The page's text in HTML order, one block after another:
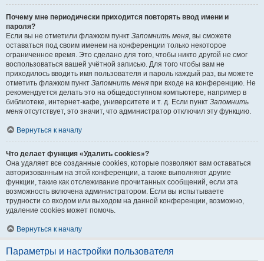
Почему мне периодически приходится повторять ввод имени и
пароля?
Если вы не отметили флажком пункт Запомнить меня, вы сможете
оставаться под своим именем на конференции только некоторое
ограниченное время. Это сделано для того, чтобы никто другой не смог
воспользоваться вашей учётной записью. Для того чтобы вам не
приходилось вводить имя пользователя и пароль каждый раз, вы можете
отметить флажком пункт Запомнить меня при входе на конференцию. Не
рекомендуется делать это на общедоступном компьютере, например в
библиотеке, интернет-кафе, университете и т. д. Если пункт Запомнить
меня отсутствует, это значит, что администратор отключил эту функцию.
Вернуться к началу
Что делает функция «Удалить cookies»?
Она удаляет все созданные cookies, которые позволяют вам оставаться
авторизованным на этой конференции, а также выполняют другие
функции, такие как отслеживание прочитанных сообщений, если эта
возможность включена администратором. Если вы испытываете
трудности со входом или выходом на данной конференции, возможно,
удаление cookies может помочь.
Вернуться к началу
Параметры и настройки пользователя